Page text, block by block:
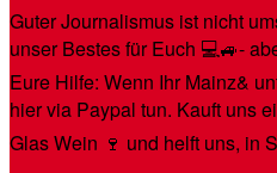
Guter Journalismus ist nicht
unser Bestes für Euch 💻🚙-
Eure Hilfe: Wenn Ihr Mainz&
hier via Paypal tun. Kauft uns
Glas Wein 🍷 und helft uns, in